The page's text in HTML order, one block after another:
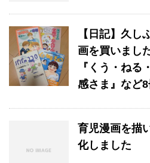
【日記】久し
画を買いまし
『くう・ねる
感さま』など8
育児漫画を描
化しました